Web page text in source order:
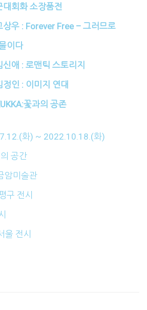
대회화 소장품전
상우 : Forever Free – 그러므로
이다
신애 : 로맨틱 스토리지
정인 : 이미지 연대
꽃과의 공존
화) ~ 2022.10.18.(화)
공간
암미술관
구 전시
울 전시